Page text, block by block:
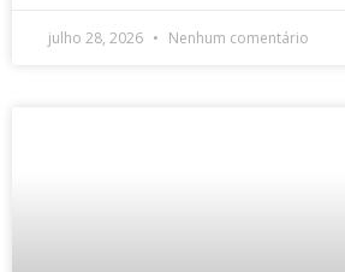
julho 28, 2026 Nenhum comentário